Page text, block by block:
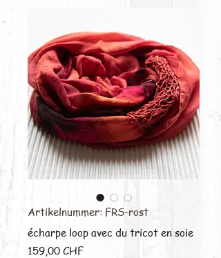
Artikelnummer: FRS-rost
écharpe loop avec du tricot en soie
159,00 CHFPreis